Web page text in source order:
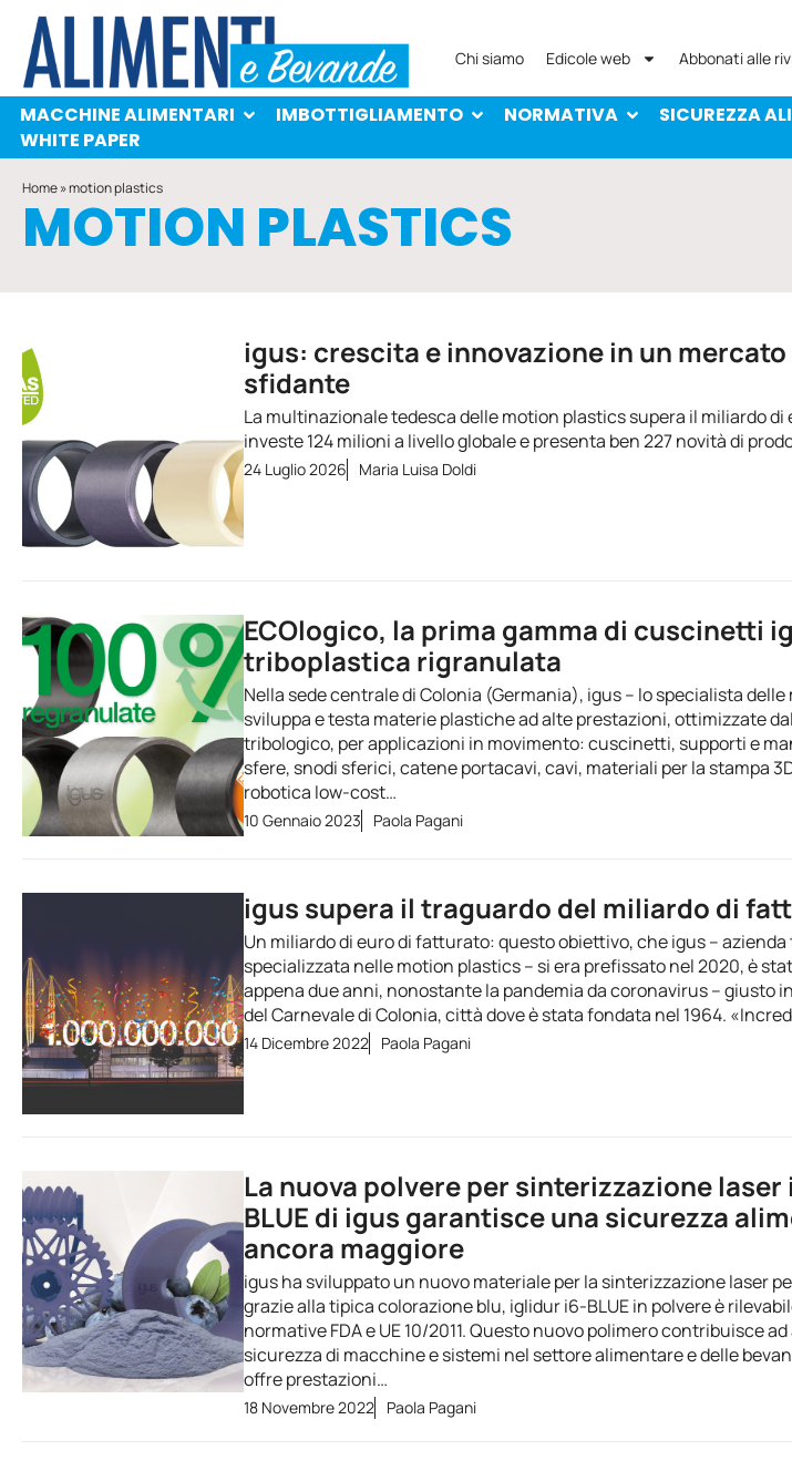
MACCHINE ALIMENTARI
PROTAGONISTI
WHITE PAPER
Chi siamo Edicole web Abbonati alle
MACCHINE ALIMENTARI IMBOTTIGLIAMENTO NORMATIVA SICUREZZA
WHITE PAPER
Home»motion plastics
MOTION PLASTICS
igus: crescita e innovazione in un
sfidante
La multinazionale tedesca delle motion plastics supera il miliardo
investe 124 milioni a livello globale e presenta ben 227 novità di
24 Luglio 2026 Maria Luisa Doldi
ECOlogico, la prima gamma di cuscinetti
triboplastica rigranulata
Nella sede centrale di Colonia (Germania), igus – lo specialista
sviluppa e testa materie plastiche ad alte prestazioni, ottimizzate
tribologico, per applicazioni in movimento: cuscinetti, supporti e
sfere, snodi sferici, catene portacavi, cavi, materiali per la stampa
robotica low-cost…
10 Gennaio 2023 Paola Pagani
igus supera il traguardo del miliardo di
Un miliardo di euro di fatturato: questo obiettivo, che igus – azienda
specializzata nelle motion plastics – si era prefissato nel 2020, è
appena due anni, nonostante la pandemia da coronavirus – giusto
del Carnevale di Colonia, città dove è stata fondata nel 1964.
14 Dicembre 2022 Paola Pagani
La nuova polvere per sinterizzazione
BLUE di igus garantisce una sicurezza
ancora maggiore
igus ha sviluppato un nuovo materiale per la sinterizzazione laser
grazie alla tipica colorazione blu, iglidur i6-BLUE in polvere è
normative FDA e UE 10/2011. Questo nuovo polimero contribuisce
sicurezza di macchine e sistemi nel settore alimentare e delle
offre prestazioni…
18 Novembre 2022 Paola Pagani